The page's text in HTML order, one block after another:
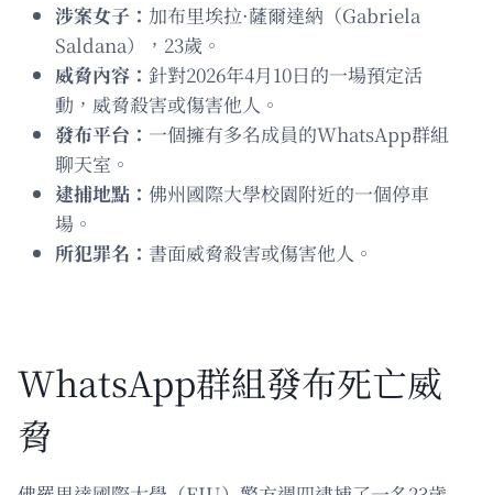
涉案女子： 加布里埃拉·薩爾達納（Gabriela
Saldana），23歲。
威脅內容： 針對2026年4月10日的一場預定活
動，威脅殺害或傷害他人。
發布平台： 一個擁有多名成員的WhatsApp群組
聊天室。
逮捕地點： 佛州國際大學校園附近的一個停車
場。
所犯罪名： 書面威脅殺害或傷害他人。
WhatsApp群組發布死亡威
脅